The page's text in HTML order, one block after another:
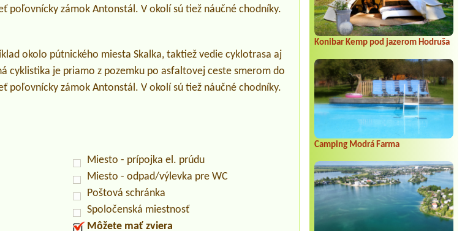
Konibar Kemp pod jazerom Hodruša
Camping Modrá Farma
poľovnícky zámok Antonstál. V okolí sú tiež náučné chodníky.
okolo pútnického miesta Skalka, taktiež vedie cyklotrasa aj
cyklistika je priamo z pozemku po asfaltovej ceste smerom do
poľovnícky zámok Antonstál. V okolí sú tiež náučné chodníky.
Miesto - prípojka el. prúdu
Miesto - odpad/výlevka pre WC
Poštová schránka
Spoločenská miestnosť
Môžete mať zviera